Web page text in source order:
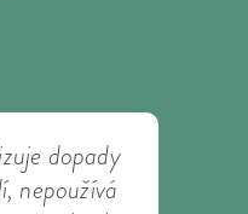
dopady
nepoužívá